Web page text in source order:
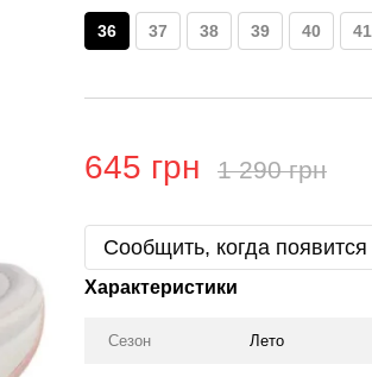
36 37 38 39 40 41
645 грн 1 290 грн
Сообщить, когда появится
Характеристики
Сезон Лето